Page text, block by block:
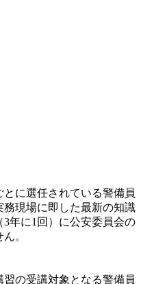
に選任されている警備員
現場に即した最新の知識
年に1回）に公安委員会の
。
の受講対象となる警備員